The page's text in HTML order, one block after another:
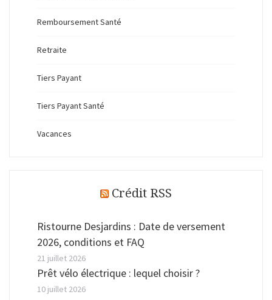
Remboursement Santé
Retraite
Tiers Payant
Tiers Payant Santé
Vacances
Crédit RSS
Ristourne Desjardins : Date de versement
2026, conditions et FAQ
21 juillet 2026
Prêt vélo électrique : lequel choisir ?
10 juillet 2026